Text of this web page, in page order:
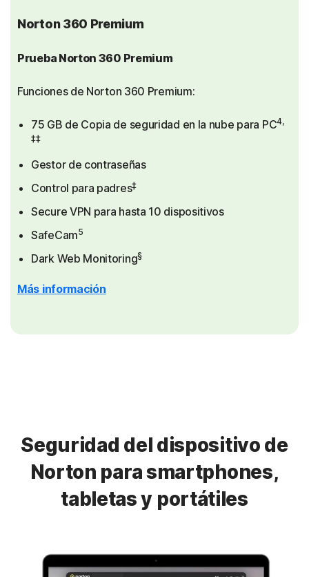
Norton 360 Premium
Prueba Norton 360 Premium
Funciones de Norton 360 Premium:
75 GB de Copia de seguridad en la nube para PC4,
‡‡
Gestor de contraseñas
Control para padres‡
Secure VPN para hasta 10 dispositivos
SafeCam5
Dark Web Monitoring§
Más información
Seguridad del dispositivo de
Norton para smartphones,
tabletas y portátiles